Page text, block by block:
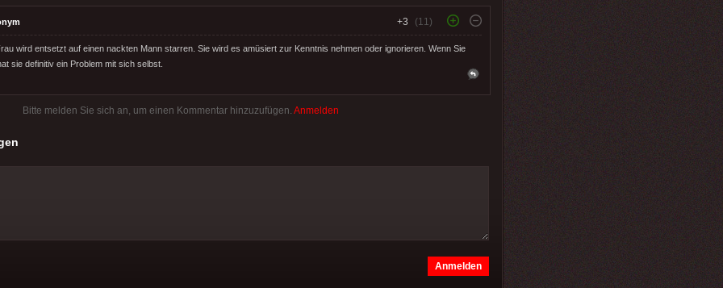
+3 (11)
wird entsetzt auf einen nackten Mann starren. Sie wird es amüsiert zur Kenntnis nehmen oder ignorieren. Wenn Sie
sie definitiv ein Problem mit sich selbst.
Bitte melden Sie sich an, um einen Kommentar hinzuzufügen. Anmelden